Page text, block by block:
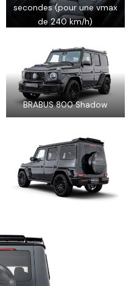
secondes (pour une vmax
de 240 km/h)
BRABUS 800 Shadow